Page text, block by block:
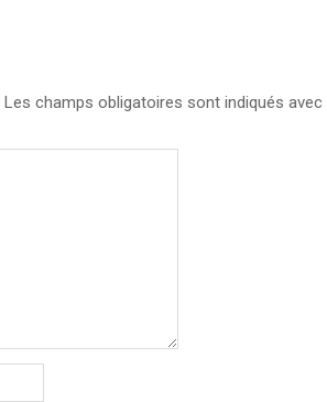
Les champs obligatoires sont indiqués avec